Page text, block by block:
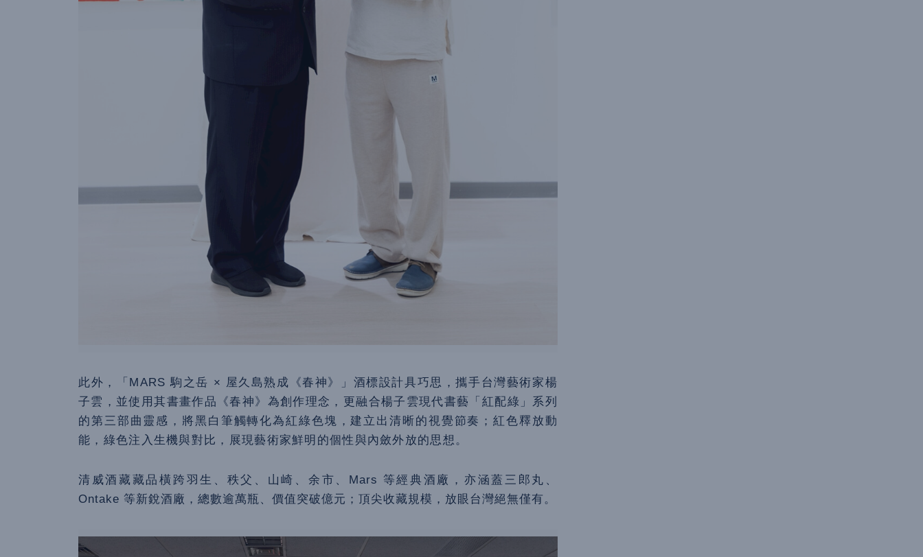
此外，「MARS 駒之岳 × 屋久島熟成《春神》」酒標設計具巧思，攜手台灣藝術家楊
子雲，並使用其書畫作品《春神》為創作理念，更融合楊子雲現代書藝「紅配綠」系列
的第三部曲靈感，將黑白筆觸轉化為紅綠色塊，建立出清晰的視覺節奏；紅色釋放動
能，綠色注入生機與對比，展現藝術家鮮明的個性與內斂外放的思想。
清威酒藏藏品橫跨羽生、秩父、山崎、余市、Mars 等經典酒廠，亦涵蓋三郎丸、
Ontake 等新銳酒廠，總數逾萬瓶、價值突破億元；頂尖收藏規模，放眼台灣絕無僅有。